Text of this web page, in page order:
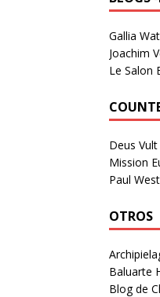
Gallia
Joachim
Le Salon
Deus Vult
Mission
Paul
OTROS
Baluarte
Blog de